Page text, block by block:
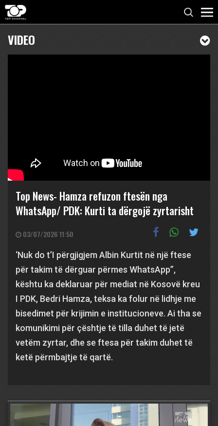
VIDEO
Top News- Hamza refuzon ftesën nga
WhatsApp/ PDK: Kurti ta dërgojë zyrtarisht
03/07/2026 11:50
‘Nuk do t’I përgjigjem Albin Kurtit në një ftese
për takim të dërguar përmes WhatsApp”,
kështu ka deklaruar për mediat në Kosovë kreu
I PDK, Bedri Hamza, teksa ka folur në lidhje me
bisedimet për krijimin e institucioneve. Ai tha se
komunikimi për çështje të tilla duhet të jetë
vetëm zyrtar, dhe se ftesa për takim duhet të
ketë përmbajtje të qartë.